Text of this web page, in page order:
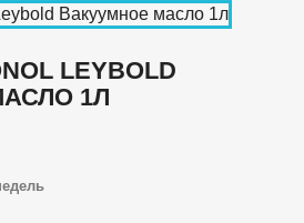
LEYBOLD
1Л